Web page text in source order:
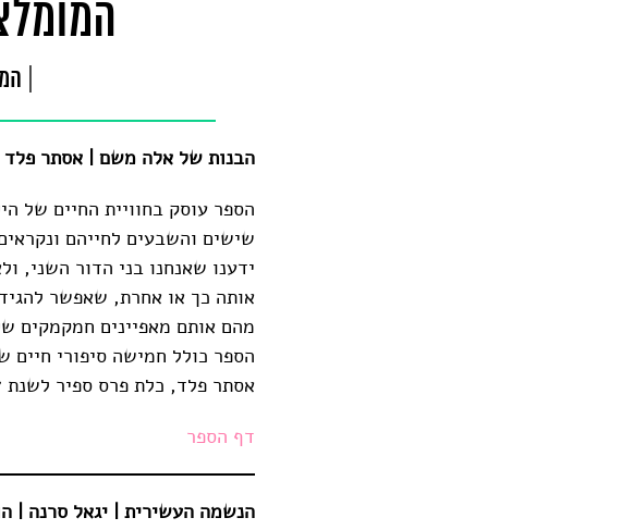
הבנות של אלה משם | אסתר פלד | הוצאת
הספר עוסק בחוויית החיים של
שישים והשבעים לחייהם
ידענו שאנחנו בני הדור השני,
אותה כך או אחרת, שאפשר
מהם אותם מאפיינים חמקמקים
הספר כולל חמישה סיפורי
אסתר פלד, כלת פרס ספיר לשנת 2017, שסיפור החיים שלה הוא אחד מבין החמישה.
דף הספר
הנשמה העשירית | יגאל סרנה | הוצאת תשע